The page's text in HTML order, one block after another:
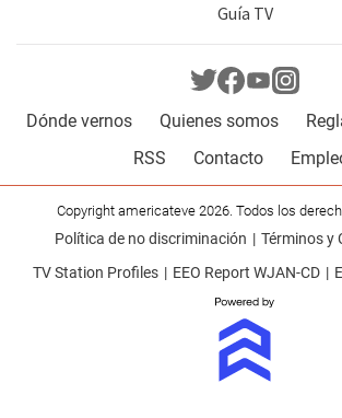
Guía TV
Dónde vernos Quienes somos
RSS
Contacto
Copyright americateve 2026. Todos los
Política de no discriminación
Términos y
TV Station Profiles
EEO Report WJAN-CD